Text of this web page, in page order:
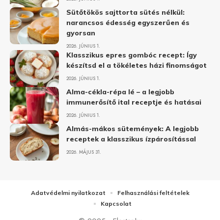
Sütőtökös sajttorta sütés nélkül:
narancsos édesség egyszerűen és
gyorsan
2026. JÚNIUS 1.
Klasszikus epres gombóc recept: Így
készítsd el a tökéletes házi finomságot
2026. JÚNIUS 1.
Alma-cékla-répa lé – a legjobb
immunerősítő ital receptje és hatásai
2026. JÚNIUS 1.
Almás-mákos sütemények: A legjobb
receptek a klasszikus ízpárosítással
2026. MÁJUS 31.
Adatvédelmi nyilatkozat
Felhasználási feltételek
Kapcsolat